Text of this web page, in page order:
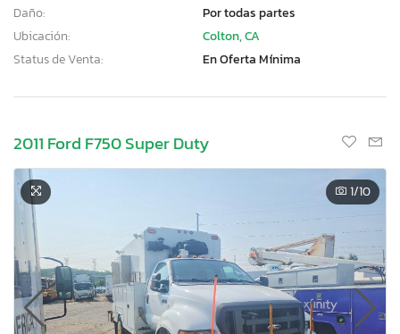
Daño:
Por todas partes
Ubicación:
Colton, CA
Status de Venta:
En Oferta Mínima
2011 Ford F750 Super Duty
1/10